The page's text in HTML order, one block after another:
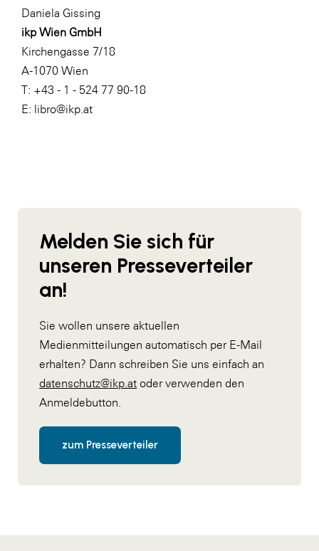
WKS Fachgruppe Finanzdienstleister
WK UBIT
Zühlke
Media
Daniela Gissing
ikp Wien GmbH
Kirchengasse 7/18
A-1070 Wien
T: +43 - 1 - 524 77 90-18
E: libro@ikp.at
Melden Sie sich für
unseren Presseverteiler
an!
Sie wollen unsere aktuellen
Medienmitteilungen automatisch per E-Mail
erhalten? Dann schreiben Sie uns einfach an
datenschutz@ikp.at oder verwenden den
Anmeldebutton.
zum Presseverteiler